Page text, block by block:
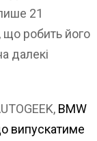
21
що робить його
далекі
BMW
випускатиме